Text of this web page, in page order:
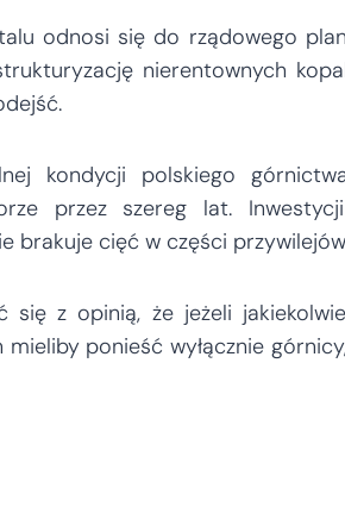
odnosi się do rządowego
nierentownych
kondycji polskiego
przez szereg lat.
brakuje cięć w części
się z opinią, że jeżeli
mieliby ponieść wyłącznie